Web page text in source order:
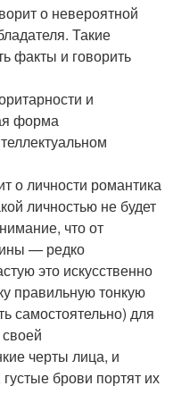
о невероятной
Такие
факты и говорить
и
форма
о личности романтика
личностью не будет
что от
— редко
это искусственно
правильную тонкую
самостоятельно) для
черты лица, и
брови портят их